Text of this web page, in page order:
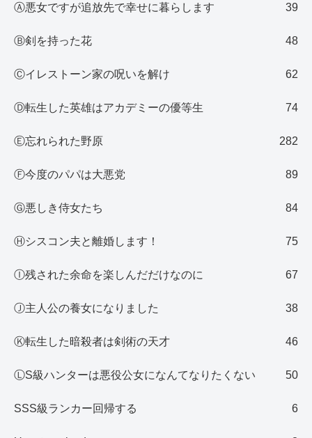
Ⓐ悪女ですが追放先で幸せに暮らします 39
Ⓑ剣を持った花 48
Ⓒイレストーン家の呪いを解け 62
Ⓓ転生した英雄はアカデミーの優等生 74
Ⓔ忘れられた野原 282
Ⓕ今度のパパは大悪党 89
Ⓖ悪しき侍女たち 84
Ⓗシスコン夫と離婚します！ 75
Ⓘ残された余命を楽しんだだけなのに 67
Ⓙ主人公の養女になりました 38
Ⓚ転生した暗殺者は剣術の天才 46
ⓁS級ハンターは悪役公女になんてなりたくない 50
SSS級ランカー回帰する 6